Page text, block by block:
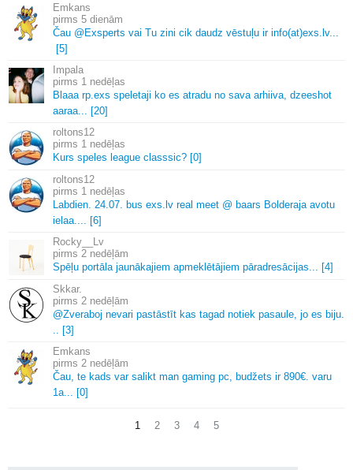
Emkans
5 dienām
Čau @Exsperts vai Tu zini cik daudz vēstuļu ir info(at)exs. lv.
[5]
Impala
1 nedēļas
Blaaa rp. exs speletaji ko es atradu no sava arhiiva, dzeeshot
aaraa.
[20]
roltons12
1 nedēļas
Kurs speles league classsic? [0]
roltons12
1 nedēļas
Labdien. 24. 07. bus exs. lv real meet @ baars Bolderaja avotu
ielaa.
[6]
Rocky__Lv
2 nedēļām
Spēļu portāla jaunākajiem apmeklētājiem pāradresācijas.
[4]
Skkar.
2 nedēļām
@Zveraboj nevari pastāstīt kas tagad notiek pasaule, jo es biju.
[3]
Emkans
2 nedēļām
Čau, te kads var salikt man gaming pc, budžets ir 890€. varu
1a.
[0]
1 2 3 4 5